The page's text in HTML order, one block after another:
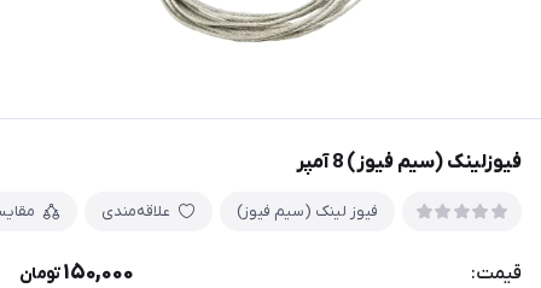
فیوزلینک (سیم فیوز) 8 آمپر
فیوز لینک (سیم فیوز) علاقه‌مندی
قیمت: 150,000تومان